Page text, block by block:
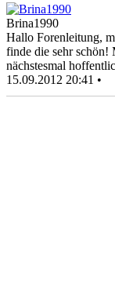
Brina1990
Hallo Forenleitung,
finde die sehr schön!
nächstesmal
15.09.2012 20:41 •